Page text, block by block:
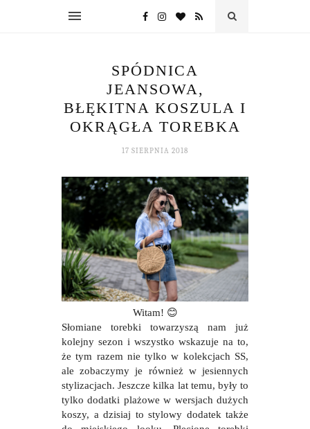
SPÓDNICA
JEANSOWA,
BŁĘKITNA KOSZULA I
OKRĄGŁA TOREBKA
17 SIERPNIA 2018
Witam! 😊
Słomiane torebki towarzyszą nam już
kolejny sezon i wszystko wskazuje na to,
że tym razem nie tylko w kolekcjach SS,
ale zobaczymy je również w jesiennych
stylizacjach. Jeszcze kilka lat temu, były to
tylko dodatki plażowe w wersjach dużych
koszy, a dzisiaj to stylowy dodatek także